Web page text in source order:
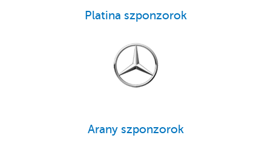
Platina szponzorok
Arany szponzorok